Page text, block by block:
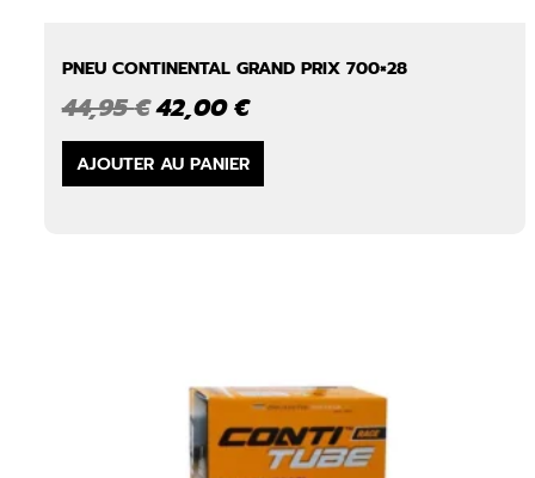
PNEU CONTINENTAL GRAND PRIX 700×28
44,95€ Le
prix
initial
était :
42,00€Le
actuel
est :
AJOUTER AU PANIER